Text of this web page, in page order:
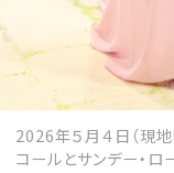
2026年５月４日（現
コールとサンデー